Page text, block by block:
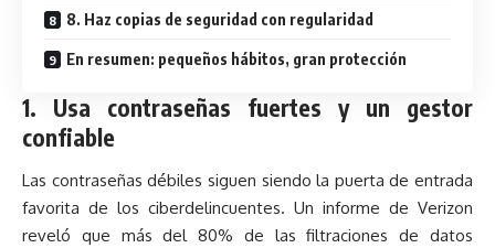
8. Haz copias de seguridad con regularidad
En resumen: pequeños hábitos, gran protección
1. Usa contraseñas fuertes y un gestor
confiable
Las contraseñas débiles siguen siendo la puerta de entrada
favorita de los ciberdelincuentes. Un informe de Verizon
reveló que más del 80% de las filtraciones de datos